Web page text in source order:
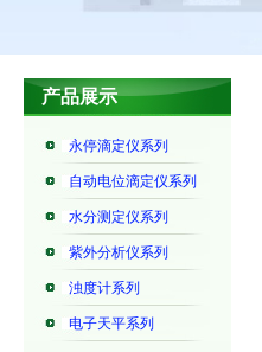
产品展示
永停滴定仪系列
自动电位滴定仪系列
水分测定仪系列
紫外分析仪系列
浊度计系列
电子天平系列